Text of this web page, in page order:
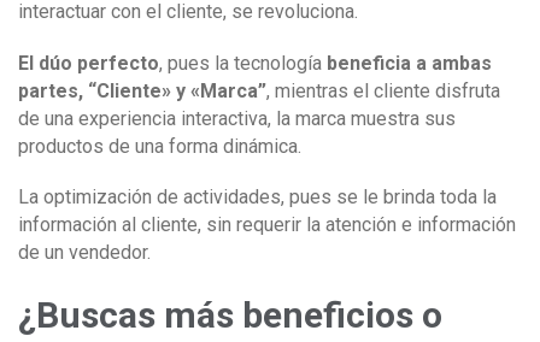
interactuar con el cliente, se revoluciona.
El dúo perfecto, pues la tecnología beneficia a ambas
partes, “Cliente» y «Marca”, mientras el cliente disfruta
de una experiencia interactiva, la marca muestra sus
productos de una forma dinámica.
La optimización de actividades, pues se le brinda toda la
información al cliente, sin requerir la atención e información
de un vendedor.
¿Buscas más beneficios o